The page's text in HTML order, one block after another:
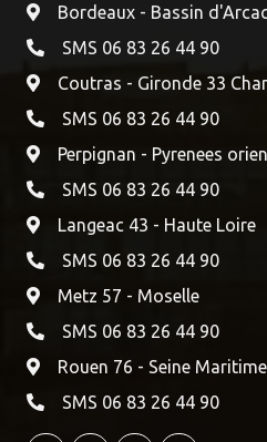
Bordeaux - Bassin
SMS 06 83 26 44 90
Coutras - Gironde 33
SMS 06 83 26 44 90
Perpignan - Pyrenees
SMS 06 83 26 44 90
Langeac 43 - Haute Loire
SMS 06 83 26 44 90
Metz 57 - Moselle
SMS 06 83 26 44 90
Rouen 76 - Seine Maritime
SMS 06 83 26 44 90